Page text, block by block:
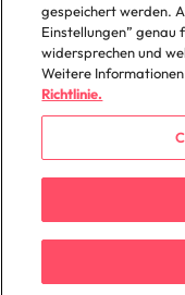
Policy Library
© 2025 Robert
gespeichert werden.
Einstellungen” genau
widersprechen und
Weitere
Richtlinie.